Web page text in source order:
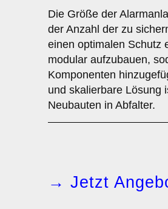
Die Größe der
der Anzahl der zu
einen optimalen Schutz
modular aufzubauen,
Komponenten
und skalierbare Lösung
Neubauten in Abfalter.
→ Jetzt